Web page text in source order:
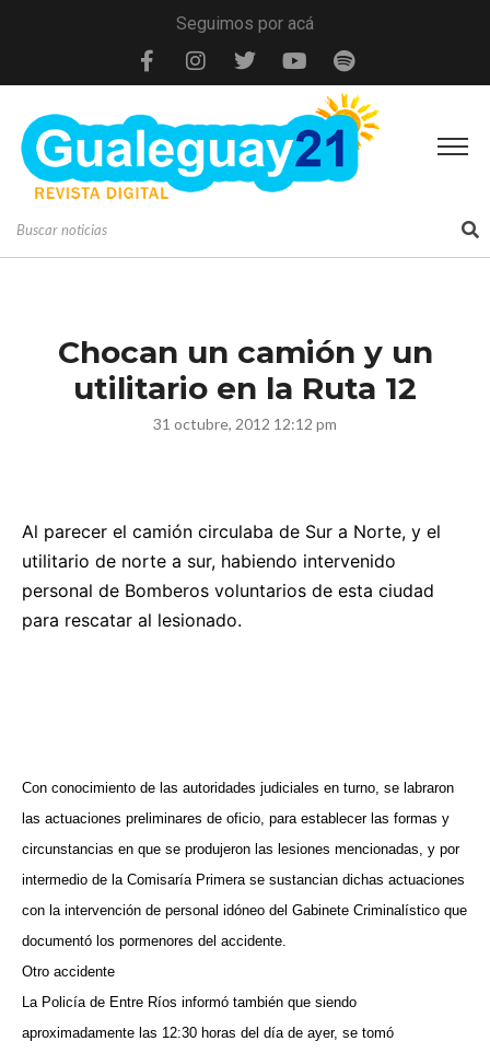
Seguimos por acá
Chocan un camión y un
utilitario en la Ruta 12
31 octubre, 2012 12:12 pm
Al parecer el camión circulaba de Sur a Norte, y el
utilitario de norte a sur, habiendo intervenido
personal de Bomberos voluntarios de esta ciudad
para rescatar al lesionado.
Con conocimiento de las autoridades judiciales en turno, se labraron
las actuaciones preliminares de oficio, para establecer las formas y
circunstancias en que se produjeron las lesiones mencionadas, y por
intermedio de la Comisaría Primera se sustancian dichas actuaciones
con la intervención de personal idóneo del Gabinete Criminalístico que
documentó los pormenores del accidente.
Otro accidente
La Policía de Entre Ríos informó también que siendo
aproximadamente las 12:30 horas del día de ayer, se tomó